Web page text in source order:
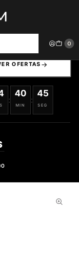
0
Keep Me Vivid 300
OFERTAS
:
40
MIN
:
44
SEG